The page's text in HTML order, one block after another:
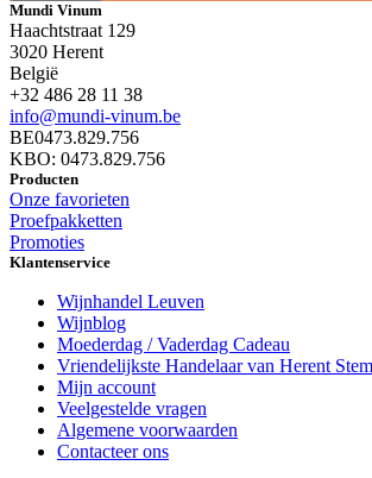
Mundi Vinum
Haachtstraat 129
3020 Herent
België
+32 486 28 11 38
info@mundi-vinum.be
BE0473.829.756
KBO: 0473.829.756
Producten
Onze favorieten
Proefpakketten
Promoties
Klantenservice
Wijnhandel Leuven
Wijnblog
Moederdag / Vaderdag Cadeau
Vriendelijkste Handelaar van Herent
Mijn account
Veelgestelde vragen
Algemene voorwaarden
Contacteer ons